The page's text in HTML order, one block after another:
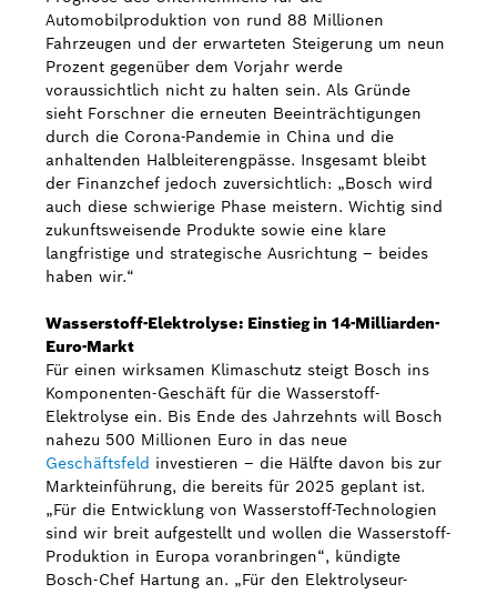
Automobilproduktion von rund 88 Millionen
Fahrzeugen und der erwarteten Steigerung um neun
Prozent gegenüber dem Vorjahr werde
voraussichtlich nicht zu halten sein. Als Gründe
sieht Forschner die erneuten Beeinträchtigungen
durch die Corona-Pandemie in China und die
anhaltenden Halbleiterengpässe. Insgesamt bleibt
der Finanzchef jedoch zuversichtlich: „Bosch wird
auch diese schwierige Phase meistern. Wichtig sind
zukunftsweisende Produkte sowie eine klare
langfristige und strategische Ausrichtung – beides
haben wir.“
Wasserstoff-Elektrolyse: Einstieg in 14-Milliarden-
Euro-Markt
Für einen wirksamen Klimaschutz steigt Bosch ins
Komponenten-Geschäft für die Wasserstoff-
Elektrolyse ein. Bis Ende des Jahrzehnts will Bosch
nahezu 500 Millionen Euro in das neue
Geschäftsfeld investieren – die Hälfte davon bis zur
Markteinführung, die bereits für 2025 geplant ist.
„Für die Entwicklung von Wasserstoff-Technologien
sind wir breit aufgestellt und wollen die Wasserstoff-
Produktion in Europa voranbringen“, kündigte
Bosch-Chef Hartung an. „Für den Elektrolyseur-